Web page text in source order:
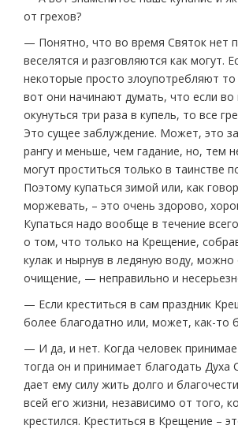
от грехов?
— Понятно, что во время Святок нет
веселятся и разговляются как могут.
некоторые просто злоупотребляют
вот они начинают думать, что если
окунуться три раза в купель, то все
Это сущее заблуждение. Может, это
рангу и меньше, чем гадание, но, тем
могут проститься только в таинстве
Поэтому купаться зимой или, как
моржевать, – это очень здорово,
Купаться надо вообще в течение
о том, что только на Крещение,
кулак и нырнув в ледяную воду, можно
очищение, — неправильно и
— Если креститься в сам праздник
более благодатно или, может, как-то
— И да, и нет. Когда человек
тогда он и принимает благодать Духа
дает ему силу жить долго и
всей его жизни, независимо от того,
крестился. Креститься в Крещение –